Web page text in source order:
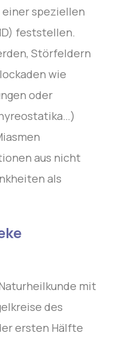
speziellen
feststellen.
Störfeldern
wie
oder
aus nicht
als
mit
des
ersten Hälfte